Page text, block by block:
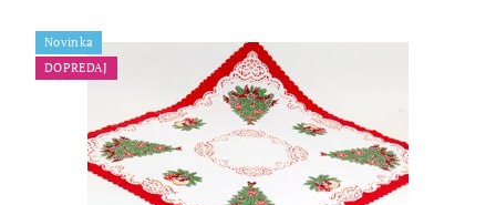
Novinka
DOPREDAJ